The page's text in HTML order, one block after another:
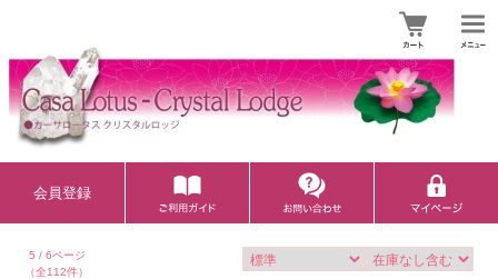
会員登録
5 / 6ページ
（全112件）